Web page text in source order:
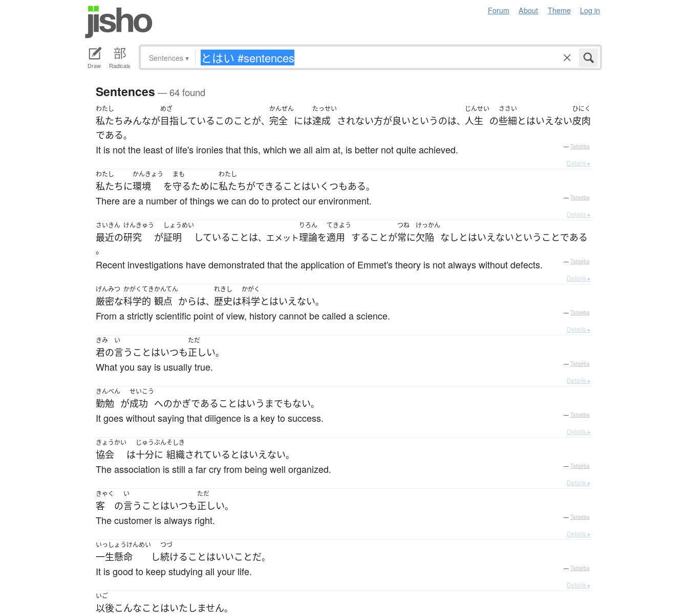
Forum About Theme Log in
Draw Radicals
Sentences ▾
Sentences — 64 found
わたし
私たちみんなが
めざ
目指している このことが、
かんぜん
完全 には
たっせい
達成 されない方が良いというのは、
じんせい
人生 の
ささい
些細とはいえない
ひにく
皮肉
である。
It is not the least of life's ironies that this, which we all aim at, is better not quite achieved. — Tatoeba
Details ▸
わたし
私たちに
かんきょう
環境 を
まも
守るために
わたし
私たちができる ことはいくつもある。
There are a number of things we can do to protect our environment. — Tatoeba
Details ▸
さいきん
最近の
けんきゅう
研究 が
しょうめい
証明 している ことは、エメット
りろん
理論を
てきよう
適用 する ことが
つね
常に
けっかん
欠陥 なし とはいえないという ことである
。
Recent investigations have demonstrated that the application of Emmet's theory is not always without defects. — Tatoeba
Details ▸
げんみつ
厳密な
かがくてき
科学的
かんてん
観点 からは、
れきし
歴史は
かがく
科学とはいえない。
From a strictly scientific point of view, history cannot be called a science. — Tatoeba
Details ▸
きみ
君の
い
言う ことはいつも
ただ
正しい。
What you say is usually true. — Tatoeba
Details ▸
きんべん
勤勉 が
せいこう
成功 へのかぎである ことはいうまでもない。
It goes without saying that diligence is a key to success. — Tatoeba
Details ▸
きょうかい
協会 は
じゅうぶん
十分に
そしき
組織されている とはいえない。
The association is still a far cry from being well organized. — Tatoeba
Details ▸
きゃく
客 の
い
言う ことはいつも
ただ
正しい。
The customer is always right. — Tatoeba
Details ▸
いっしょうけんめい
一生懸命 し
つづ
続ける ことはいいことだ。
It is good to keep studying all your life. — Tatoeba
Details ▸
いご
以後こんなことはいたしません。